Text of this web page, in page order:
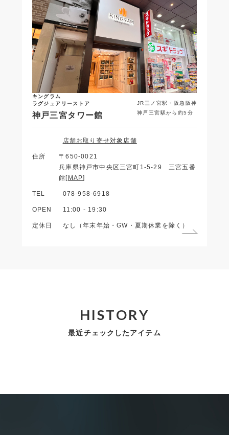
キングラム
ラグジュアリーストア
神戸三宮タワー館
JR三ノ宮駅・阪急阪神
神戸三宮駅から約5分
店舗お取り寄せ対象店舗
住所
〒650-0021
兵庫県神戸市中央区三宮町1-5-29 三宮五番
館[ MAP]
TEL 078-958-6918
OPEN 11:00 - 19:30
定休日 なし（年末年始・GW・夏期休業を除く）
HISTORY
最近チェックしたアイテム